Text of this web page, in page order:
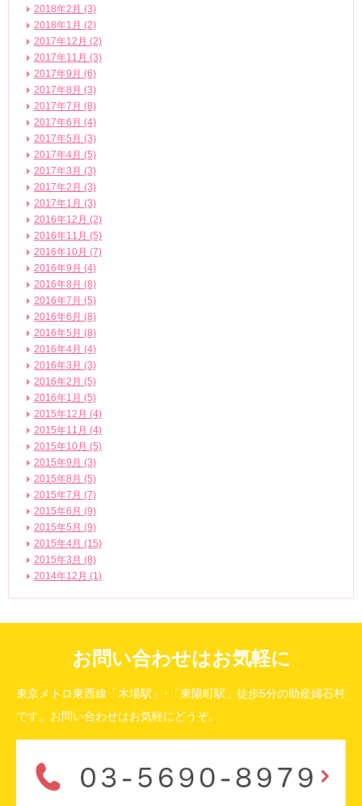
2018年2月 (3)
2018年1月 (2)
2017年12月 (2)
2017年11月 (3)
2017年9月 (6)
2017年8月 (3)
2017年7月 (8)
2017年6月 (4)
2017年5月 (3)
2017年4月 (5)
2017年3月 (3)
2017年2月 (3)
2017年1月 (3)
2016年12月 (2)
2016年11月 (5)
2016年10月 (7)
2016年9月 (4)
2016年8月 (8)
2016年7月 (5)
2016年6月 (8)
2016年5月 (8)
2016年4月 (4)
2016年3月 (3)
2016年2月 (5)
2016年1月 (5)
2015年12月 (4)
2015年11月 (4)
2015年10月 (5)
2015年9月 (3)
2015年8月 (5)
2015年7月 (7)
2015年6月 (9)
2015年5月 (9)
2015年4月 (15)
2015年3月 (8)
2014年12月 (1)
お問い合わせはお気軽に
東京メトロ東西線「木場駅」･「東陽町駅」徒歩5分の助産婦石村
です。お問い合わせはお気軽にどうぞ。